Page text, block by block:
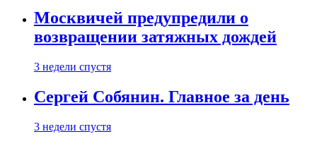
Москвичей предупредили о
возвращении затяжных дождей
3 недели спустя
Сергей Собянин. Главное за день
3 недели спустя